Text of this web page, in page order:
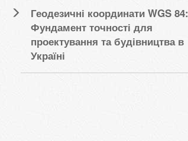
Геодезичні координати WGS 84:
Фундамент точності для
проектування та будівництва в
Україні